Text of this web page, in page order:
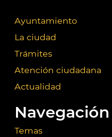
Ayuntamiento
La ciudad
Trámites
Atención ciudadana
Actualidad
Temas